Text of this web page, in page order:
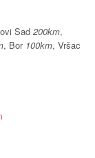
Sad 200km,
, Bor 100km, Vršac